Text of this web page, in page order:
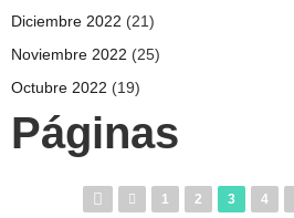
Diciembre 2022 (21)
Noviembre 2022 (25)
Octubre 2022 (19)
Páginas
1 2 3 4